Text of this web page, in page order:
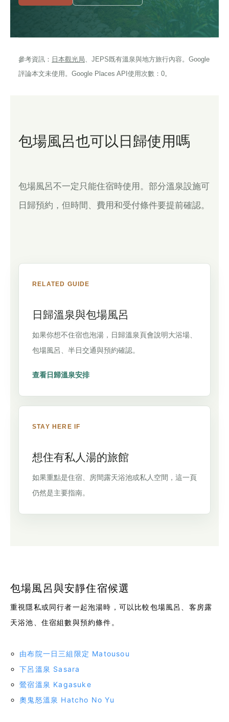
參考資訊： 日本觀光局、JEPS既有溫泉與地方旅行內容。Google
評論本文未使用。Google Places API使用次數：0。
包場風呂也可以日歸使用嗎
包場風呂不一定只能住宿時使用。部分溫泉設施可
日歸預約，但時間、費用和受付條件要提前確認。
RELATED GUIDE
日歸溫泉與包場風呂
如果你想不住宿也泡湯，日歸溫泉頁會說明大浴場、
包場風呂、半日交通與預約確認。
查看日歸溫泉安排
STAY HERE IF
想住有私人湯的旅館
如果重點是住宿、房間露天浴池或私人空間，這一頁
仍然是主要指南。
包場風呂與安靜住宿候選
重視隱私或同行者一起泡湯時，可以比較包場風呂、客房露
天浴池、住宿組數與預約條件。
由布院一日三組限定 Matousou
下呂溫泉 Sasara
鶯宿溫泉 Kagasuke
奧鬼怒溫泉 Hatcho No Yu